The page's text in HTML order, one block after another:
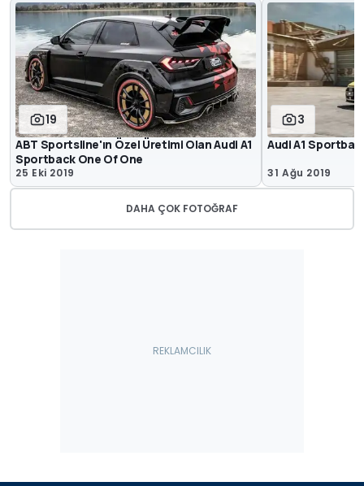
19
ABT Sportsline'ın Özel Üretimi Olan Audi A1
Sportback One Of One
25 Eki 2019
3
Audi A1
31 Ağu 2019
DAHA ÇOK FOTOĞRAF